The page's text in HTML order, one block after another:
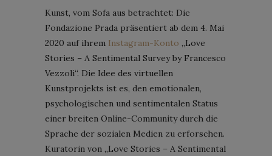
Kunst, vom Sofa aus betrachtet: Die
Fondazione Prada präsentiert ab dem 4. Mai
2020 auf ihrem Instagram-Konto „Love
Stories – A Sentimental Survey by Francesco
Vezzoli“. Die Idee des virtuellen
Kunstprojekts ist es, den emotionalen,
psychologischen und sentimentalen Status
einer breiten Online-Community durch die
Sprache der sozialen Medien zu erforschen.
Kuratorin von „Love Stories – A Sentimental